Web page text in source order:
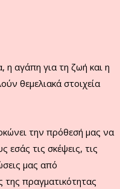
η αγάπη για τη ζωή και η
θεμελιακά στοιχεία
την πρόθεσή μας να
εσάς τις σκέψεις, τις
μας από
της πραγματικότητας